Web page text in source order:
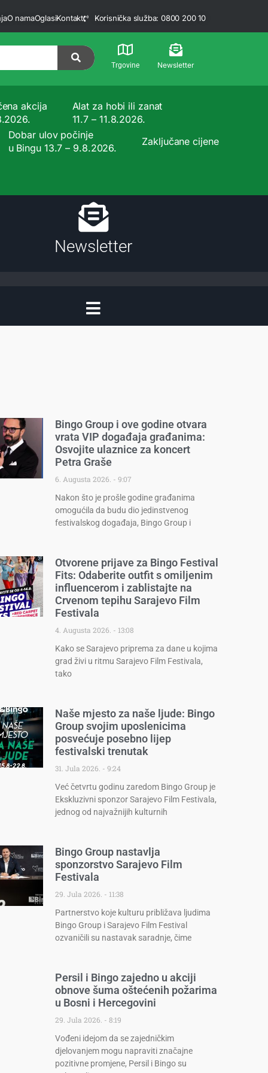
O namaOglasiKontakt Korisnička služba: 0800 200 10
Trgovine Newsletter
akcija
Alat za hobi ili zanat
11.7 – 11.8.2026.
Dobar ulov počinje
u Bingu 13.7 – 9.8.2026.
Zaključane cijene
Newsletter
Bingo Group i ove godine otvara
vrata VIP događaja građanima:
Osvojite ulaznice za koncert
Petra Graše
6. Augusta 2026.
9:07
Nakon što je prošle godine građanima
omogućila da budu dio jedinstvenog
festivalskog događaja, Bingo Group i
Otvorene prijave za Bingo Festival
Fits: Odaberite outfit s omiljenim
influencerom i zablistajte na
Crvenom tepihu Sarajevo Film
Festivala
4. Augusta 2026.
13:08
Kako se Sarajevo priprema za dane u kojima
grad živi u ritmu Sarajevo Film Festivala,
tako
Naše mjesto za naše ljude: Bingo
Group svojim uposlenicima
posvećuje posebno lijep
festivalski trenutak
31. Jula 2026.
9:24
Već četvrtu godinu zaredom Bingo Group je
Ekskluzivni sponzor Sarajevo Film Festivala,
jednog od najvažnijih kulturnih
Bingo Group nastavlja
sponzorstvo Sarajevo Film
Festivala
29. Jula 2026.
11:38
Partnerstvo koje kulturu približava ljudima
Bingo Group i Sarajevo Film Festival
ozvaničili su nastavak saradnje, čime
Persil i Bingo zajedno u akciji
obnove šuma oštećenih požarima
u Bosni i Hercegovini
29. Jula 2026.
8:19
Vođeni idejom da se zajedničkim
djelovanjem mogu napraviti značajne
pozitivne promjene, Persil i Bingo su